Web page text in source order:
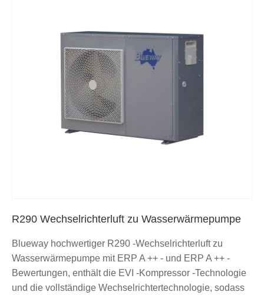
R290 Wechselrichterluft zu Wasserwärmepumpe
Blueway hochwertiger R290 -Wechselrichterluft zu
Wasserwärmepumpe mit ERP A ++ - und ERP A ++ -
Bewertungen, enthält die EVI -Kompressor -Technologie
und die vollständige Wechselrichtertechnologie, sodass